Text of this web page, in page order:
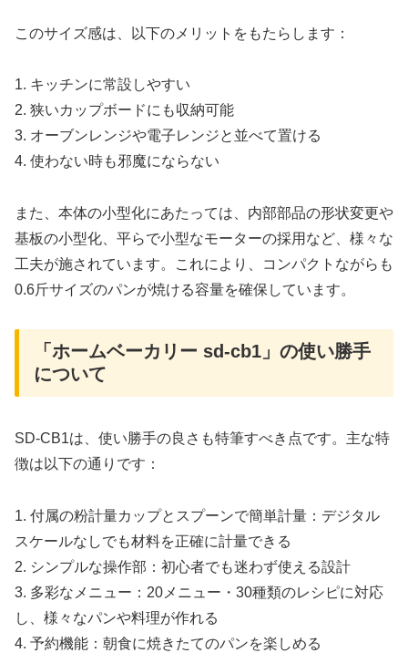
このサイズ感は、以下のメリットをもたらします：
1. キッチンに常設しやすい
2. 狭いカップボードにも収納可能
3. オーブンレンジや電子レンジと並べて置ける
4. 使わない時も邪魔にならない
また、本体の小型化にあたっては、内部部品の形状変更や
基板の小型化、平らで小型なモーターの採用など、様々な
工夫が施されています。これにより、コンパクトながらも
0.6斤サイズのパンが焼ける容量を確保しています。
「ホームベーカリー sd-cb1」の使い勝手
について
SD-CB1は、使い勝手の良さも特筆すべき点です。主な特
徴は以下の通りです：
1. 付属の粉計量カップとスプーンで簡単計量：デジタル
スケールなしでも材料を正確に計量できる
2. シンプルな操作部：初心者でも迷わず使える設計
3. 多彩なメニュー：20メニュー・30種類のレシピに対応
し、様々なパンや料理が作れる
4. 予約機能：朝食に焼きたてのパンを楽しめる